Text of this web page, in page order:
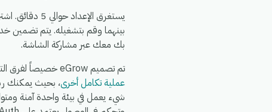
بينهما وقم بتشغيله. يتم تضمين
بك معك عبر مشاركة الشاشة.
تم تصميم eGrow خصيصاً لفرق التجارة الإلكترونية والعمليات: يعمل تكامل DirDyalk + Nearya Express جنباً إلى جنب مع
عملية تكامل أخرى